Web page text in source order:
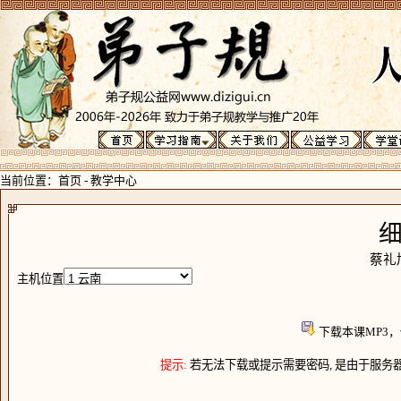
当前位置： 首页 - 教学中心
蔡礼
主机位置
下载本课MP3
提示: 若无法下载或提示需要密码, 是由于服务